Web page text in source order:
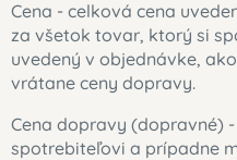
Cena - celková cena
za všetok tovar, ktorý si
uvedený v objednávke,
vrátane ceny dopravy.
Cena dopravy (dopravné)
spotrebiteľovi a prípadne